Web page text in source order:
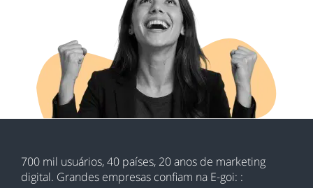
700 mil usuários, 40 países, 20 anos de marketing
digital. Grandes empresas confiam na E-goi: :